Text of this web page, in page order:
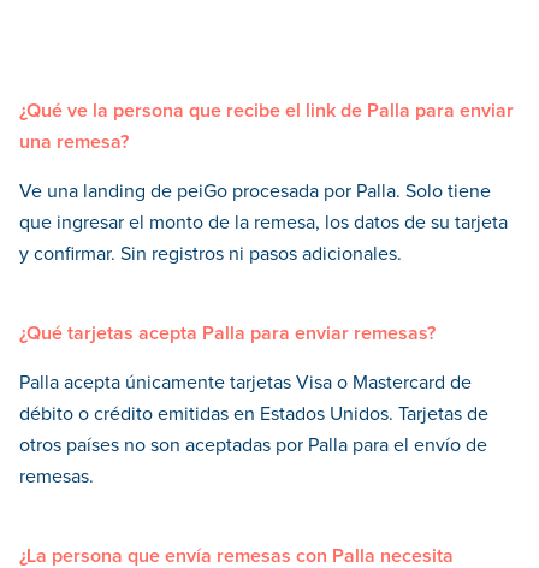
¿Qué ve la persona que recibe el link de Palla para enviar
una remesa?
Ve una landing de peiGo procesada por Palla. Solo tiene
que ingresar el monto de la remesa, los datos de su tarjeta
y confirmar. Sin registros ni pasos adicionales.
¿Qué tarjetas acepta Palla para enviar remesas?
Palla acepta únicamente tarjetas Visa o Mastercard de
débito o crédito emitidas en Estados Unidos. Tarjetas de
otros países no son aceptadas por Palla para el envío de
remesas.
¿La persona que envía remesas con Palla necesita